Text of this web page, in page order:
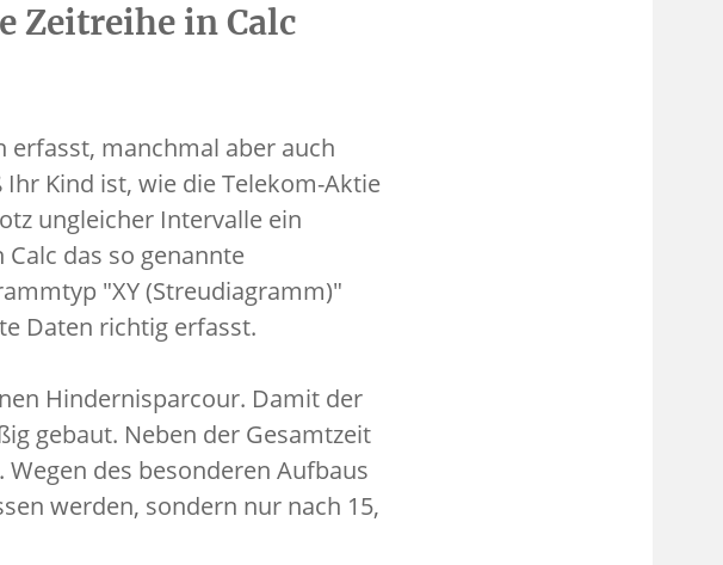
Zeitreihe in Calc
manchmal aber auch
Kind ist, wie die Telekom-Aktie
ungleicher Intervalle ein
das so genannte
"XY (Streudiagramm)"
Daten richtig erfasst.
Hindernisparcour. Damit der
gebaut. Neben der Gesamtzeit
des besonderen Aufbaus
werden, sondern nur nach 15,